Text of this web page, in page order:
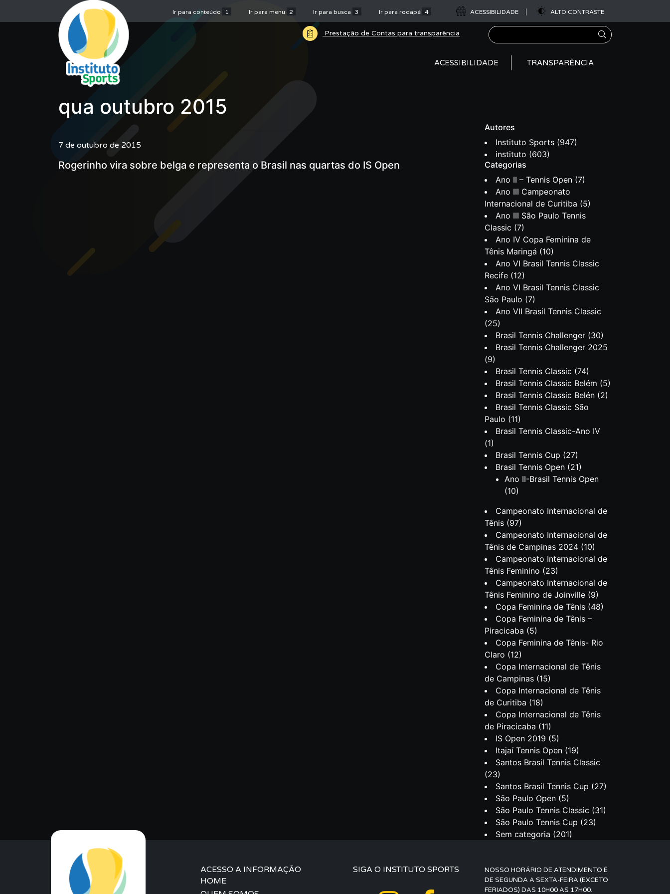
Ir para conteúdo 1 Ir para menu 2 Ir para busca 3 Ir para rodapé 4 ACESSIBILIDADE ALTO CONTRASTE
Prestação de Contas para transparência Pesquisar
ACESSIBILIDADE TRANSPARÊNCIA
qua outubro 2015
7 de outubro de 2015
Rogerinho vira sobre belga e representa o Brasil nas quartas do IS Open
Autores
Instituto Sports (947)
instituto (603)
Categorias
Ano II – Tennis Open (7)
Ano III Campeonato
Internacional de Curitiba (5)
Ano III São Paulo Tennis
Classic (7)
Ano IV Copa Feminina de
Tênis Maringá (10)
Ano VI Brasil Tennis Classic
Recife (12)
Ano VI Brasil Tennis Classic
São Paulo (7)
Ano VII Brasil Tennis Classic
(25)
Brasil Tennis Challenger (30)
Brasil Tennis Challenger 2025
(9)
Brasil Tennis Classic (74)
Brasil Tennis Classic Belém (5)
Brasil Tennis Classic Belén (2)
Brasil Tennis Classic São
Paulo (11)
Brasil Tennis Classic-Ano IV
(1)
Brasil Tennis Cup (27)
Brasil Tennis Open (21)
Ano II-Brasil Tennis Open
(10)
Campeonato Internacional de
Tênis (97)
Campeonato Internacional de
Tênis de Campinas 2024 (10)
Campeonato Internacional de
Tênis Feminino (23)
Campeonato Internacional de
Tênis Feminino de Joinville (9)
Copa Feminina de Tênis (48)
Copa Feminina de Tênis –
Piracicaba (5)
Copa Feminina de Tênis- Rio
Claro (12)
Copa Internacional de Tênis
de Campinas (15)
Copa Internacional de Tênis
de Curitiba (18)
Copa Internacional de Tênis
de Piracicaba (11)
IS Open 2019 (5)
Itajaí Tennis Open (19)
Santos Brasil Tennis Classic
(23)
Santos Brasil Tennis Cup (27)
São Paulo Open (5)
São Paulo Tennis Classic (31)
São Paulo Tennis Cup (23)
Sem categoria (201)
ACESSO A INFORMAÇÃO
HOME
SIGA O INSTITUTO SPORTS
NOSSO HORÁRIO DE ATENDIMENTO É
DE SEGUNDA A SEXTA-FEIRA (EXCETO
FERIADOS) DAS 10H00 AS 17H00.